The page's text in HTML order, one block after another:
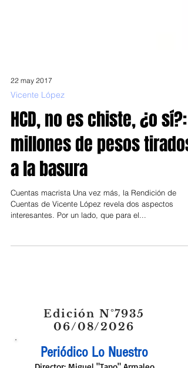
22 may 2017
Vicente López
HCD, no es chiste, ¿o sí?:
millones de pesos tirados
a la basura
Cuentas macrista Una vez más, la Rendición de
Edición N°7935
06/08/2026